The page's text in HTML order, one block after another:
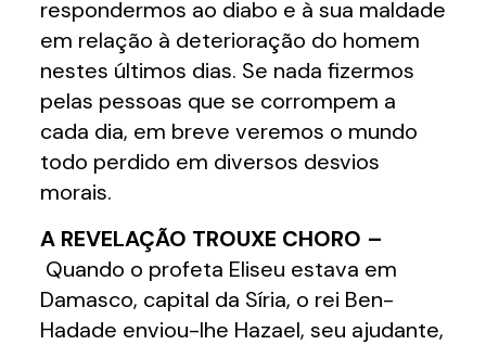
respondermos ao diabo e à sua maldade
em relação à deterioração do homem
nestes últimos dias. Se nada fizermos
pelas pessoas que se corrompem a
cada dia, em breve veremos o mundo
todo perdido em diversos desvios
morais.
A REVELAÇÃO TROUXE CHORO –
Quando o profeta Eliseu estava em
Damasco, capital da Síria, o rei Ben-
Hadade enviou-lhe Hazael, seu ajudante,